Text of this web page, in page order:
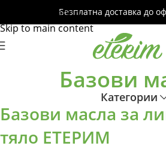
Skip to navigation
Skip to main content
Безплатна доставка до
Базови
Категории
Базови масла за
тяло ЕТЕРИМ